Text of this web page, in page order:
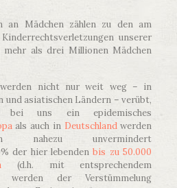
an Mädchen zählen zu den am
unserer
mehr als drei Millionen Mädchen
werden nicht nur weit weg – in
und asiatischen Ländern – verübt,
bei uns ein epidemisches
als auch in Deutschlandwerden
nahezu unvermindert
der hier lebendenbis zu 50.000
(d.h. mit entsprechendem
werden der Verstümmelung